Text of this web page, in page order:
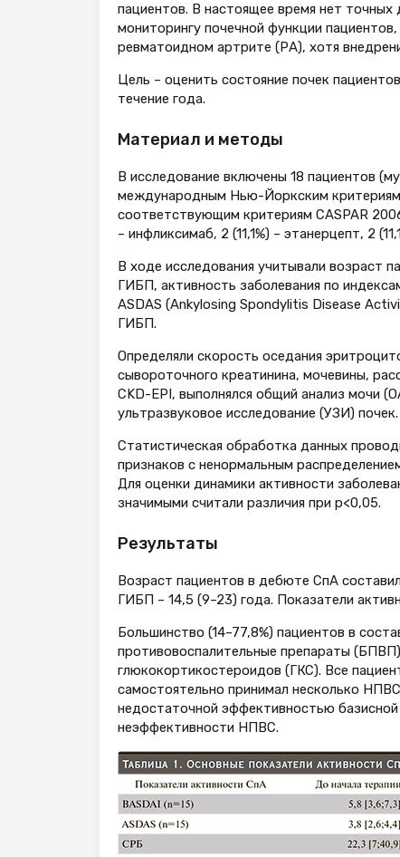
пациентов. В настоящее время нет
мониторингу почечной функции
ревматоидном артрите (РА), хотя
Цель – оценить состояние почек
течение года.
Материал и методы
В исследование включены 18 пациентов
международным Нью-Йоркским критериям
соответствующим критериям CASPAR
– инфликсимаб, 2 (11,1%) – этанерцепт, 2
В ходе исследования учитывали возраст
ГИБП, активность заболевания по
ASDAS (Ankylosing Spondylitis Disease
ГИБП.
Определяли скорость оседания
сывороточного креатинина, мочевины,
CKD-EPI, выполнялся общий анализ мочи
ультразвуковое исследование (УЗИ) почек.
Статистическая обработка данных
признаков с ненормальным
Для оценки динамики активности
значимыми считали различия при р<0,05.
Результаты
Возраст пациентов в дебюте СпА
ГИБП – 14,5 (9–23) года. Показатели
Большинство (14–77,8%) пациентов в
противовоспалительные препараты
глюкокортикостероидов (ГКС). Все
самостоятельно принимал несколько
недостаточной эффективностью
неэффективности НПВС.